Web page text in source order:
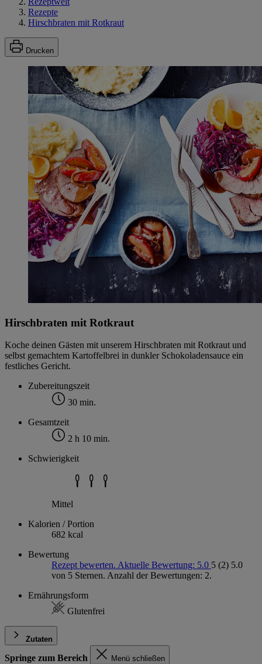
Rezepte
Hirschbraten mit Rotkraut
Drucken
Hirschbraten mit Rotkraut
Koche deinen Gästen mit unserem Hirschbraten mit Rotkraut und
selbst gemachtem Kartoffelbrei in dunkler Schokoladensauce ein
festliches Gericht.
Zubereitungszeit
30 min.
Gesamtzeit
2 h 10 min.
Schwierigkeit
Mittel
Kalorien / Portion
682 kcal
Bewertung
Rezept bewerten. Aktuelle Bewertung: 5.0 5 (2) 5.0
von 5 Sternen. Anzahl der Bewertungen: 2.
Ernährungsform
Glutenfrei
Zutaten
Springe zum Bereich Menü schließen